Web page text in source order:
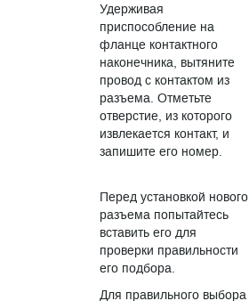
Удерживая
приспособление на
фланце контактного
наконечника, вытяните
провод с контактом из
разъема. Отметьте
отверстие, из которого
извлекается контакт, и
запишите его номер.
Перед установкой нового
разъема попытайтесь
вставить его для
проверки правильности
его подбора.
Для правильного выбора